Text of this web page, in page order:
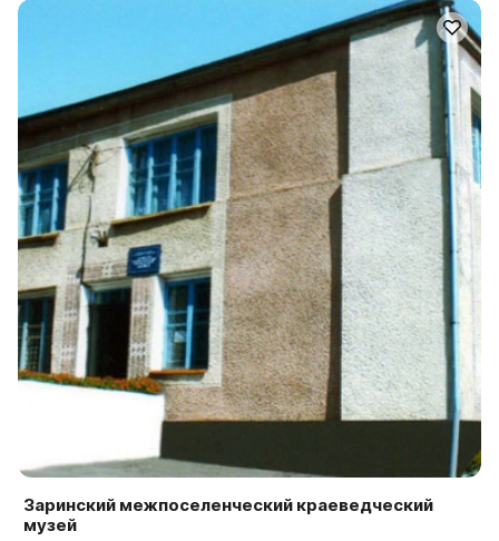
Заринский межпоселенческий краеведческий
музей